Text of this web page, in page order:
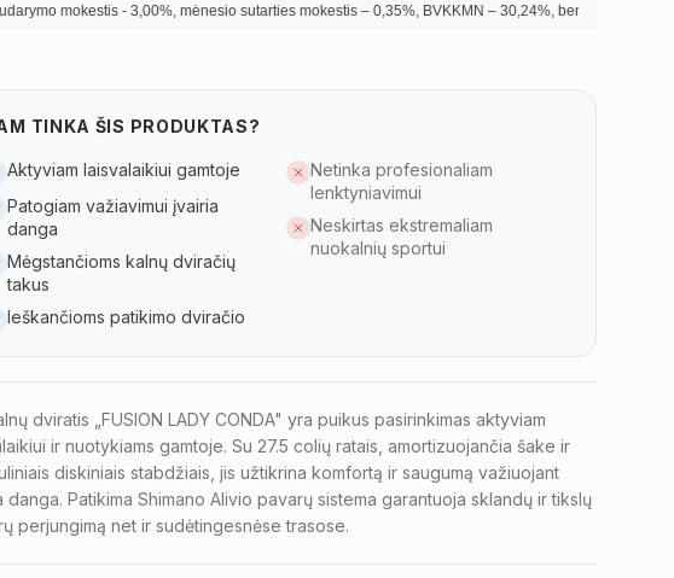
-3,00%, mėnesio sutarties mokestis –0,35%, BVKKMN –30,24%, bendra mokėtina suma –
TINKA ŠIS PRODUKTAS?
Aktyviam laisvalaikiui gamtoje
Patogiam važiavimui įvairia
danga
Mėgstančioms kalnų dviračių
takus
Ieškančioms patikimo dviračio
Netinka profesionaliam
lenktyniavimui
Neskirtas ekstremaliam
nuokalnių sportui
dviratis „FUSION LADY CONDA" yra puikus pasirinkimas aktyviam
ir nuotykiams gamtoje. Su 27.5 colių ratais, amortizuojančia šake ir
diskiniais stabdžiais, jis užtikrina komfortą ir saugumą važiuojant
danga. Patikima Shimano Alivio pavarų sistema garantuoja sklandų ir tikslų
perjungimą net ir sudėtingesnėse trasose.